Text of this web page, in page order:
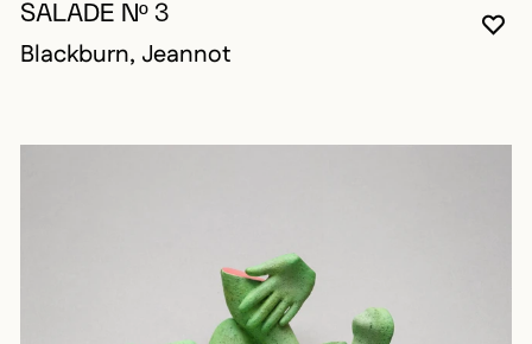
SALADE Nº 3
Blackburn, Jeannot